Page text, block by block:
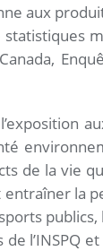
aux
de la vie
entraîner la
l’INSPQ